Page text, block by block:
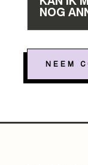
NOG
NEEM